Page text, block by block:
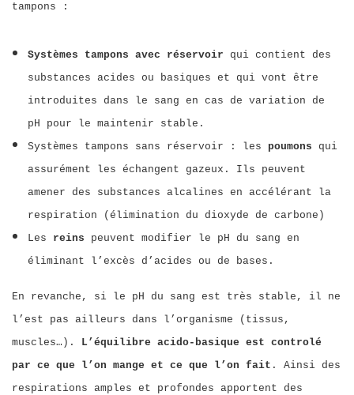
tampons :
Systèmes tampons avec réservoir qui contient des
substances acides ou basiques et qui vont être
introduites dans le sang en cas de variation de
pH pour le maintenir stable.
Systèmes tampons sans réservoir : les poumons qui
assurément les échangent gazeux. Ils peuvent
amener des substances alcalines en accélérant la
respiration (élimination du dioxyde de carbone)
Les reins peuvent modifier le pH du sang en
éliminant l’excès d’acides ou de bases.
En revanche, si le pH du sang est très stable, il ne
l’est pas ailleurs dans l’organisme (tissus,
muscles…). L’équilibre acido-basique est controlé
par ce que l’on mange et ce que l’on fait . Ainsi des
respirations amples et profondes apportent des